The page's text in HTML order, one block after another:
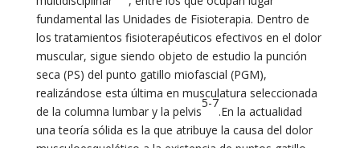
fundamental las Unidades de Fisioterapia. Dentro de
los tratamientos fisioterapéuticos efectivos en el dolor
muscular, sigue siendo objeto de estudio la punción
seca (PS) del punto gatillo miofascial (PGM),
realizándose esta última en musculatura seleccionada
de la columna lumbar y la pelvis
5-7
.En la actualidad
una teoría sólida es la que atribuye la causa del dolor